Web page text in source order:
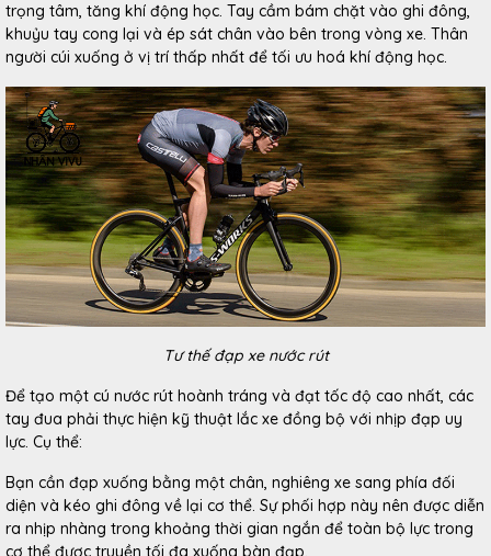
trọng tâm, tăng khí động học. Tay cầm bám chặt vào ghi đông,
khuỷu tay cong lại và ép sát chân vào bên trong vòng xe. Thân
người cúi xuống ở vị trí thấp nhất để tối ưu hoá khí động học.
Tư thế đạp xe nước rút
Để tạo một cú nước rút hoành tráng và đạt tốc độ cao nhất, các
tay đua phải thực hiện kỹ thuật lắc xe đồng bộ với nhịp đạp uy
lực. Cụ thể:
Bạn cần đạp xuống bằng một chân, nghiêng xe sang phía đối
diện và kéo ghi đông về lại cơ thể. Sự phối hợp này nên được diễn
ra nhịp nhàng trong khoảng thời gian ngắn để toàn bộ lực trong
cơ thể được truyền tối đa xuống bàn đạp.